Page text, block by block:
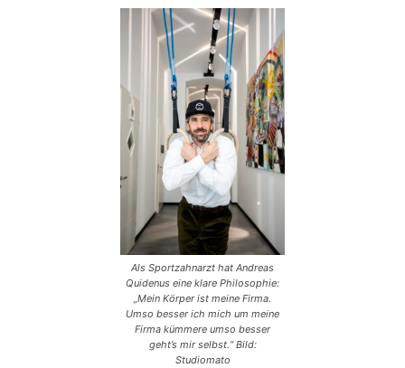
Als Sportzahnarzt hat Andreas
Quidenus eine klare Philosophie:
„Mein Körper ist meine Firma.
Umso besser ich mich um meine
Firma kümmere umso besser
geht’s mir selbst.“ Bild:
Studiomato